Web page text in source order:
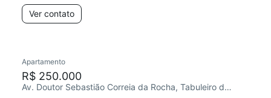
Ver contato
Apartamento
R$ 250.000
Av. Doutor Sebastião Correia da Rocha, Tabuleiro do Martins